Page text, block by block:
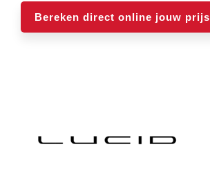
Bereken direct online jouw prijs